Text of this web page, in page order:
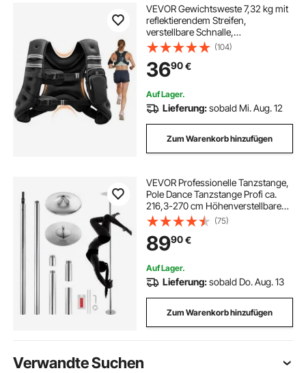
VEVOR Gewichtsweste 7,32 kg mit
reflektierendem Streifen,
verstellbare Schnalle,
Körpergewichtsweste für Männer
und Frauen, Trainingsgerät für
Krafttraining Laufen Joggen Fitness
Gewichtsverlust
(104)
3690€
Auf Lager.
Lieferung:sobald Mi. Aug. 12
Zum Warenkorb hinzufügen
VEVOR Professionelle Tanzstange,
Pole Dance Tanzstange Profi ca.
216,3-270 cm Höhenverstellbare
Abnehmbare Fitnessstange
Spinning Fitness Silber, Statische
Tanzstange Fitnessstudios
(75)
8990€
Auf Lager.
Lieferung:sobald Do. Aug. 13
Zum Warenkorb hinzufügen
Verwandte Suchen